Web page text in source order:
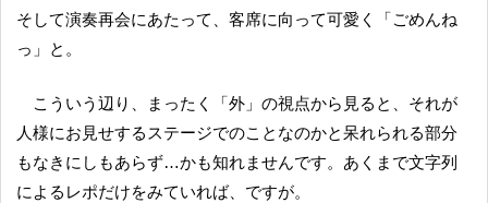
そして演奏再会にあたって、客席に向って可愛く「ごめんね
っ」と。
こういう辺り、まったく「外」の視点から見ると、それが
人様にお見せするステージでのことなのかと呆れられる部分
もなきにしもあらず…かも知れませんです。あくまで文字列
によるレポだけをみていれば、ですが。